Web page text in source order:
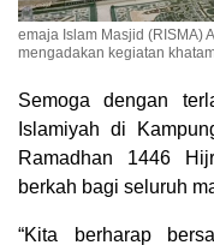
emaja Islam Masjid (RISMA)
mengadakan kegiatan
Semoga dengan
Islamiyah di
Ramadhan 1446
berkah bagi seluruh
“Kita berharap